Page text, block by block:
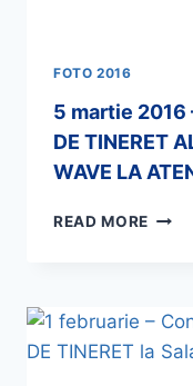
FOTO 2016
5 martie 2016
DE TINERET
WAVE LA
READ MORE